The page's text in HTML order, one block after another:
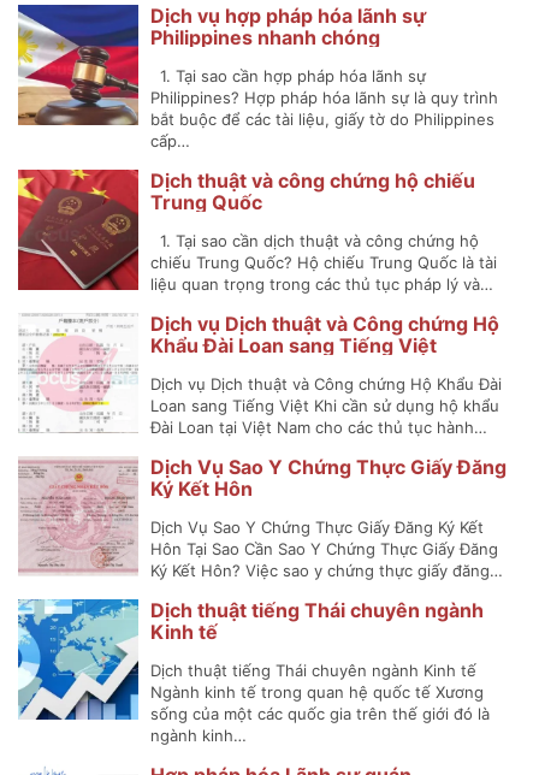
Dịch vụ hợp pháp hóa lãnh sự
Philippines nhanh chóng
1. Tại sao cần hợp pháp hóa lãnh sự
Philippines? Hợp pháp hóa lãnh sự là quy trình
bắt buộc để các tài liệu, giấy tờ do Philippines
cấp…
Dịch thuật và công chứng hộ chiếu
Trung Quốc
1. Tại sao cần dịch thuật và công chứng hộ
chiếu Trung Quốc? Hộ chiếu Trung Quốc là tài
liệu quan trọng trong các thủ tục pháp lý và…
Dịch vụ Dịch thuật và Công chứng Hộ
Khẩu Đài Loan sang Tiếng Việt
Dịch vụ Dịch thuật và Công chứng Hộ Khẩu Đài
Loan sang Tiếng Việt Khi cần sử dụng hộ khẩu
Đài Loan tại Việt Nam cho các thủ tục hành…
Dịch Vụ Sao Y Chứng Thực Giấy Đăng
Ký Kết Hôn
Dịch Vụ Sao Y Chứng Thực Giấy Đăng Ký Kết
Hôn Tại Sao Cần Sao Y Chứng Thực Giấy Đăng
Ký Kết Hôn? Việc sao y chứng thực giấy đăng…
Dịch thuật tiếng Thái chuyên ngành
Kinh tế
Dịch thuật tiếng Thái chuyên ngành Kinh tế
Ngành kinh tế trong quan hệ quốc tế Xương
sống của một các quốc gia trên thế giới đó là
ngành kinh…